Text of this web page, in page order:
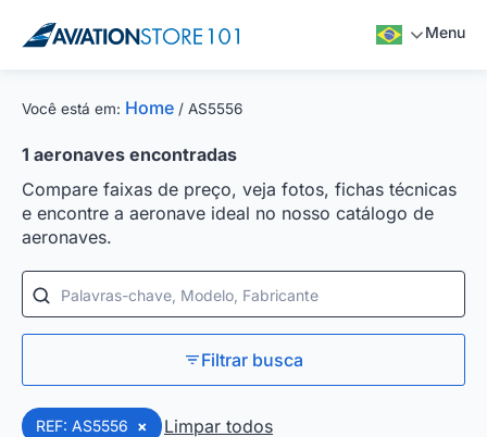
Menu
Você está em: Home / AS5556
1 aeronaves encontradas
Compare faixas de preço, veja fotos, fichas técnicas
e encontre a aeronave ideal no nosso catálogo de
aeronaves.
Palavras-chave, Modelo, Fabricante
Filtrar busca
REF: AS5556 × Limpar todos